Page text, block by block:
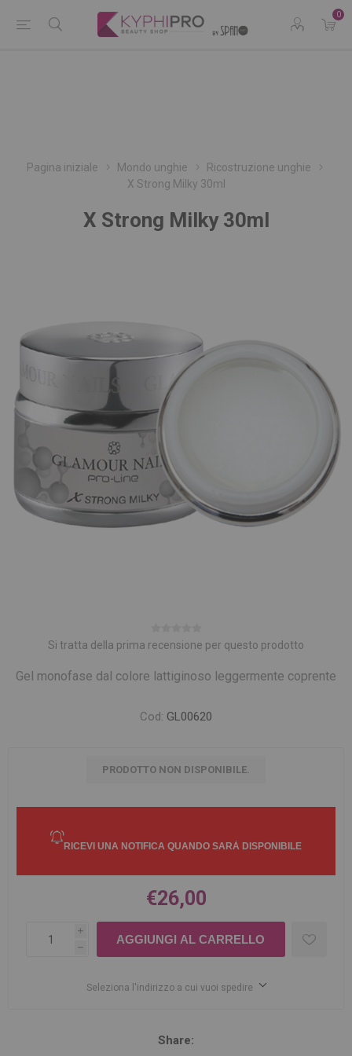
0
Pagina iniziale Mondo unghie
Ricostruzione unghie
X Strong Milky 30ml
X Strong Milky 30ml
Si tratta della prima recensione per questo prodotto
Gel monofase dal colore lattiginoso leggermente coprente
Cod: GL00620
PRODOTTO NON DISPONIBILE.
€26,00
i
h
Seleziona l'indirizzo a cui vuoi spedire
Share: